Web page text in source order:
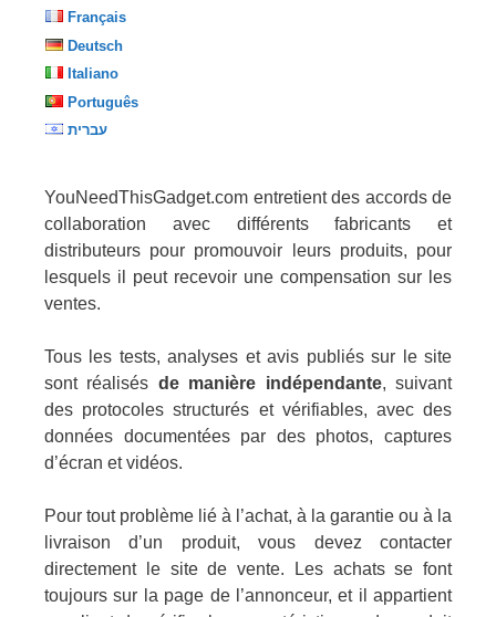
Français
Deutsch
Italiano
Português
עברית
YouNeedThisGadget.com entretient des accords de
collaboration avec différents fabricants et
distributeurs pour promouvoir leurs produits, pour
lesquels il peut recevoir une compensation sur les
ventes.
Tous les tests, analyses et avis publiés sur le site
sont réalisés de manière indépendante, suivant
des protocoles structurés et vérifiables, avec des
données documentées par des photos, captures
d’écran et vidéos.
Pour tout problème lié à l’achat, à la garantie ou à la
livraison d’un produit, vous devez contacter
directement le site de vente. Les achats se font
toujours sur la page de l’annonceur, et il appartient